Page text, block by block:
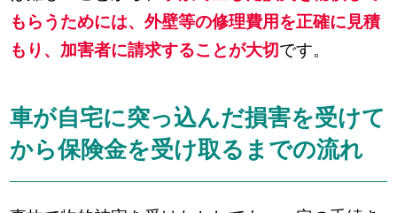
もらうためには、外壁等の修理費用を正確に見積
もり、加害者に請求することが大切です。
車が自宅に突っ込んだ損害を受けて
から保険金を受け取るまでの流れ